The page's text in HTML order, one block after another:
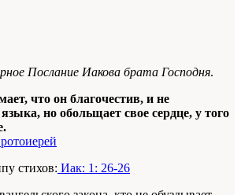
Послание Иакова брата Господня.
что он благочестив, и не
но обольщает свое сердце, у того
стихов: Иак: 1: 26-26